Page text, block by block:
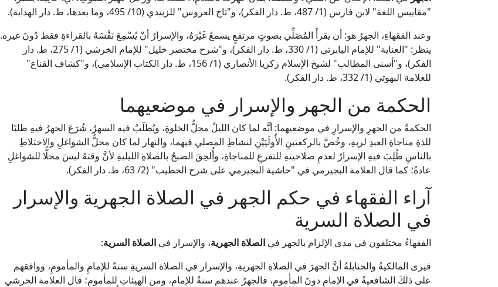
"مقاييس اللغة" لابن فارس (1/ 487، ط. دار الفكر)، و"تاج العروس" للزبيدي (10/ 495، وما بعدها، ط. دار الهداية).
وعند الفقهاءِ، الجهرُ هو: أن يقرأَ المُصَلِّي بصوتٍ مرتفعٍ يسمعُ غَيْرَهُ، والإسرارُ أنْ يُسْمِعَ نَفْسَهُ بالقراءةِ فقط دُونَ غيره.
ينظر: "العناية" للإمام البابرتي (1/ 330، ط. دار الفكر)، و"شرح مختصر خليل" للإمام الخرشي (1/ 275، ط. دار
الفكر)، و"أسنى المطالب" لشيخ الإسلام زكريا الأنصاري (1/ 156، ط. دار الكتاب الإسلامي)، و"كشاف القناع"
للعلامة البهوتي (1/ 332، ط. دار الفكر).
الحكمة من الجهر والإسرار في موضعيهما
الحكمةُ من الجهرِ والإسرارِ في موضعيهما: أنَّه لما كان الليلُ محلُّ الخلوةِ، ويُطلَبُ فيه السهرُ، شُرَعَ الجهرُ فيهِ طلبًا
للذةِ مناجاةِ العبدِ لربهِ، وخُصَّ بالركعتينِ الأُولَيَيْنِ لنشاطِ المصلي فيهما، والنهار لما كان محلُّ الشواغلِ والاختلاطِ
بالناسِ طُلِبَ فيهِ الإسرارُ لعدمِ صلاحيتهِ للتفرغِ للمناجاةِ، وأُلحِقَ الصبحُ بالصلاةِ الليليةِ لأنَّ وقتهُ ليسَ محلًّا للشواغلِ
عادةً؛ كما قال العلامة البجيرمي في "حاشية البجيرمي على شرح الخطيب" (2/ 63، ط. دار الفكر).
آراء الفقهاء في حكم الجهر في الصلاة الجهرية والإسرار
في الصلاة السرية
الفقهاءُ مختلفون في مدى الإلزام بالجهر في الصلاة الجهرية، والإسرار في الصلاة السرية:
فيرى المالكيةُ والحنابلةُ أنَّ الجهرَ في الصلاةِ الجهريةِ، والإسرار في الصلاة السريةِ سنةٌ للإمامِ والمأمومِ، ووافقهم
على ذلكَ الشافعيةُ في الإمامِ دونَ المأمومِ، فالجهرُ عندهم سنةٌ للإمامِ، ومن الهيئاتِ للمأمومِ؛ قال العلامة الخرشي